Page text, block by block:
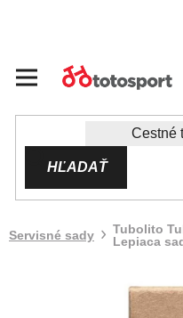
HĽADAŤ
Servisné sady
Tubolito
Lepiaca